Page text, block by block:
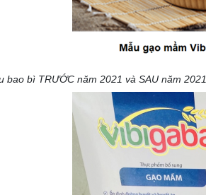
bao bì TRƯỚC năm 2021 và SAU năm 2021